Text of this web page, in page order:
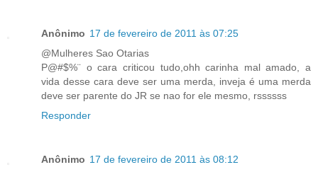
Anônimo 17 de fevereiro de 2011 às 07:25
@Mulheres Sao Otarias
P@#$%¨ o cara criticou tudo,ohh carinha mal amado, a
vida desse cara deve ser uma merda, inveja é uma merda
deve ser parente do JR se nao for ele mesmo, rssssss
Responder
Anônimo 17 de fevereiro de 2011 às 08:12